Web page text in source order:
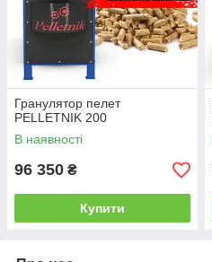
Гранулятор пелет
PELLETNIK 200
В наявності
96 350 ₴
Купити